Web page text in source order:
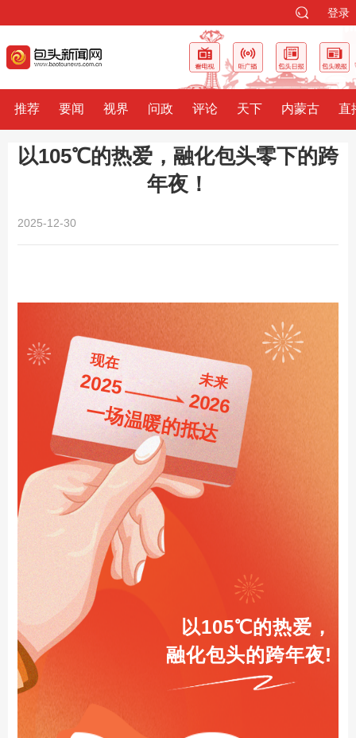
登录
推荐 要闻 视界 问政 评论 天下 内蒙古 直
以105℃的热爱，融化包头零下的跨
年夜！
2025-12-30
现在
2025 未来
2026
一场温暖的抵达
以105℃的热爱，
融化包头的跨年夜!